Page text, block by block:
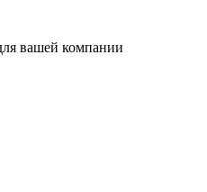
вашей компании